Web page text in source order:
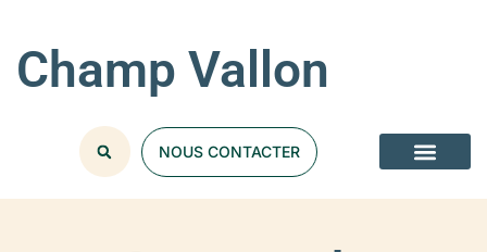
Champ Vallon
NOUS CONTACTER